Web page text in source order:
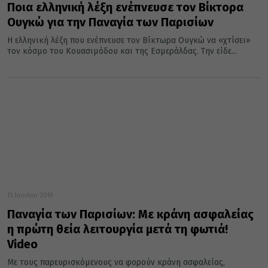
Ποια ελληνική λέξη ενέπνευσε τον Βίκτορα
Ουγκώ για την Παναγία των Παρισίων
Η ελληνική λέξη που ενέπνευσε τον Βίκτωρα Ουγκώ να «χτίσει»
τον κόσμο του Κουασιμόδου και της Εσμεράλδας. Την είδε...
15 Ιουνίου 2019
Παναγία των Παρισίων: Με κράνη ασφαλείας
η πρώτη θεία λειτουργία μετά τη φωτιά!
Video
Με τους παρευρισκόμενους να φορούν κράνη ασφαλείας,